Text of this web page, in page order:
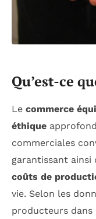
Qu’est-ce
Le commerce
éthique
commerciales
garantissant ainsi
coûts de
vie. Selon les
producteurs